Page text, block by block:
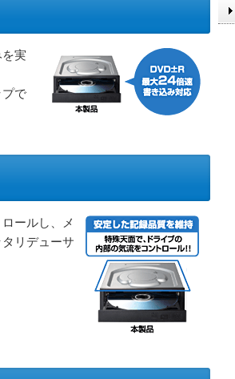
実
で
ールし、メ
リデューサ